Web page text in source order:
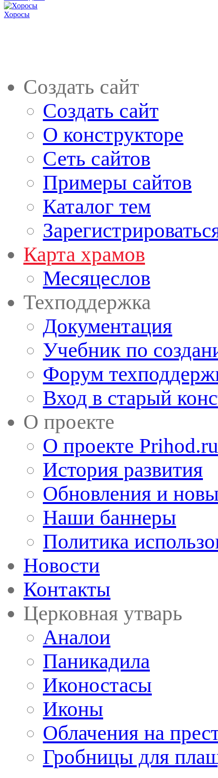
Хоросы
Создать сайт
Создать сайт
О конструкторе
Сеть сайтов
Примеры сайтов
Каталог тем
Карта храмов
Месяцеслов
Техподдержка
Документация
Учебник по
Форум
Вход в старый
О проекте
О проекте Prihod.ru
История развития
Обновления и
Наши баннеры
Политика
Новости
Контакты
Церковная утварь
Аналои
Паникадила
Иконостасы
Иконы
Облачения на
Гробницы для